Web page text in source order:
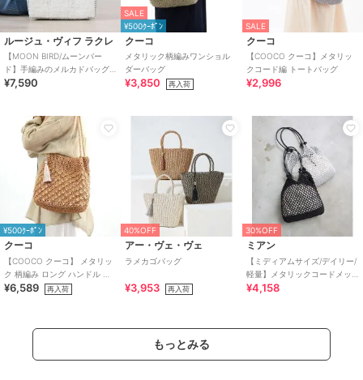
ルージュ・ヴィフ ラクレ
【MOON BIRD/ムーンバー
ド】手編みのメルカドバッグS/
かごバッグ/ハンド
¥7,590
SALE
¥500ｸｰﾎﾟﾝ
クーコ
メタリック柄編みワンショル
ダーバッグ
¥3,850 再入荷
SALE
クーコ
【COOCO クーコ】メタリッ
クコード編 トートバッグ
¥2,996
¥500ｸｰﾎﾟﾝ
クーコ
【COOCO クーコ】 メタリッ
ク 柄編み ロング ハンドル ト
ートバッグ かごバッグ
¥6,589 再入荷
40%OFF
アー・ヴェ・ヴェ
ラメカゴバッグ
¥3,953 再入荷
30%OFF
ミアン
【ミディアムサイズ/デイリー/
軽量】メタリックコードメッ
シュトートバッグ
¥4,158
もっとみる